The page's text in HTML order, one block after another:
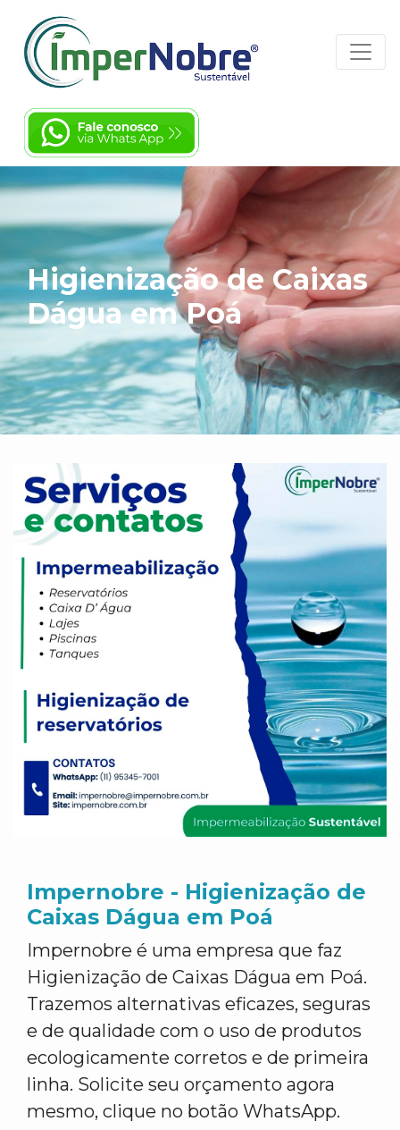
Higienização de Caixas
Dágua em Poá
Impernobre - Higienização de
Caixas Dágua em Poá
Impernobre é uma empresa que faz
Higienização de Caixas Dágua em Poá.
Trazemos alternativas eficazes, seguras
e de qualidade com o uso de produtos
ecologicamente corretos e de primeira
linha. Solicite seu orçamento agora
mesmo, clique no botão WhatsApp.